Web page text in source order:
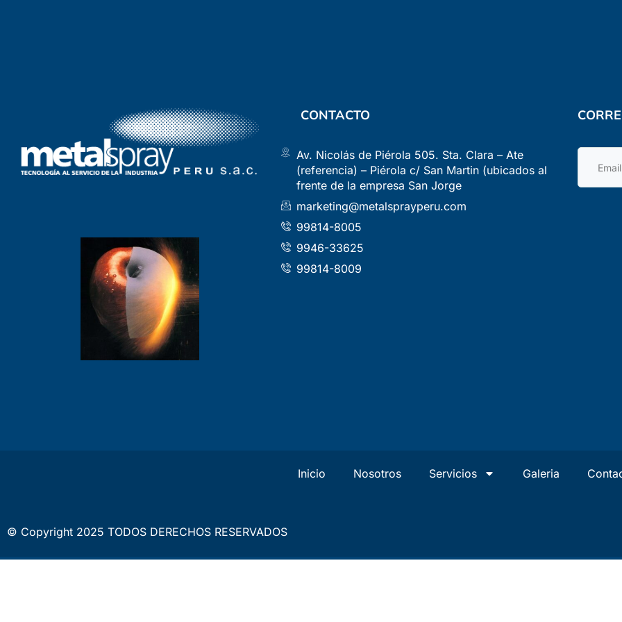
CONTACTO
Av. Nicolás de Piérola 505. Sta. Clara – Ate
(referencia) – Piérola c/ San Martin (ubicados al
frente de la empresa San Jorge
marketing@metalsprayperu.com
99814-8005
9946-33625
99814-8009
Inicio Nosotros Servicios Galeria
© Copyright 2025 TODOS DERECHOS RESERVADOS